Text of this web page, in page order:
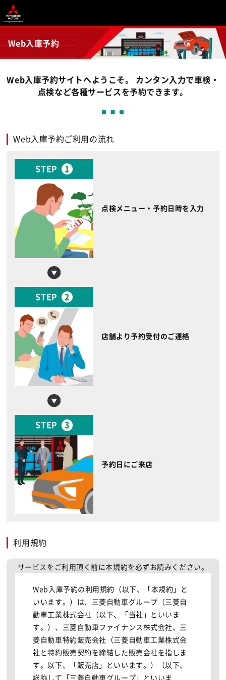
Web入庫予約
Web入庫予約サイトへようこそ。 カンタン入力で車検・
点検など各種サービスを予約できます。
Web入庫予約ご利用の流れ
STEP 1
点検メニュー・予約日時を入力
STEP 2
店舗より予約受付のご連絡
STEP 3
予約日にご来店
利用規約
サービスをご利用頂く前に本規約を必ずお読みください。
Web入庫予約の利用規約（以下、「本規約」と
いいます。）は、三菱自動車グループ（三菱自
動車工業株式会社（以下、「当社」といいま
す。）、三菱自動車ファイナンス株式会社、三
菱自動車特約販売会社（三菱自動車工業株式会
社と特約販売契約を締結した販売会社を指しま
す。以下、「販売店」といいます。）（以下、
総称して「三菱自動車グループ」といいま